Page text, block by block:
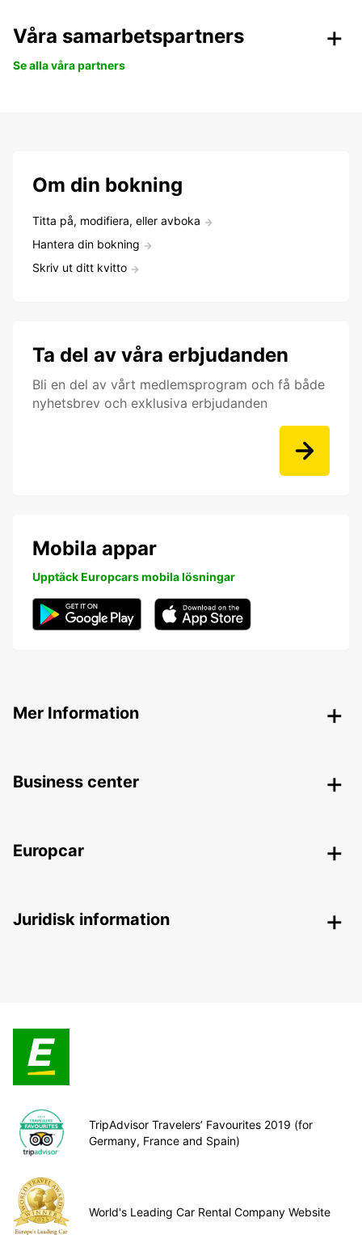
Våra samarbetspartners
Se alla våra partners
Om din bokning
Titta på, modifiera, eller avboka
Hantera din bokning
Skriv ut ditt kvitto
Ta del av våra erbjudanden
Bli en del av vårt medlemsprogram och få både
nyhetsbrev och exklusiva erbjudanden
Mobila appar
Upptäck Europcars mobila lösningar
Mer Information
Business center
Europcar
Juridisk information
TripAdvisor Travelers’ Favourites 2019 (for
Germany, France and Spain)
World's Leading Car Rental Company Website